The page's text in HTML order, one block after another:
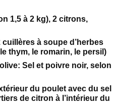
1,5 à 2 kg), 2 citrons,
à soupe d’herbes
thym, le romarin, le persil)
Sel et poivre noir, selon
du poulet avec du sel
de citron à l’intérieur du